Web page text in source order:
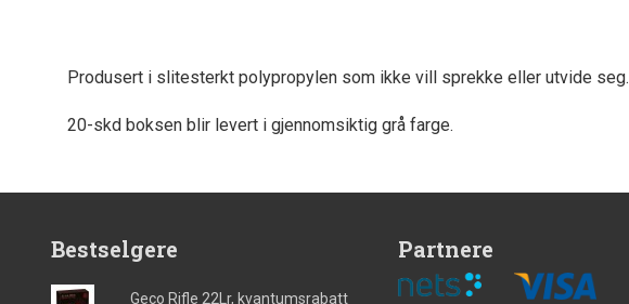
Produsert i slitesterkt polypropylen som ikke vill sprekke eller utvide seg.
20-skd boksen blir levert i gjennomsiktig grå farge.
Bestselgere
Geco Rifle 22Lr, kvantumsrabatt
Partnere